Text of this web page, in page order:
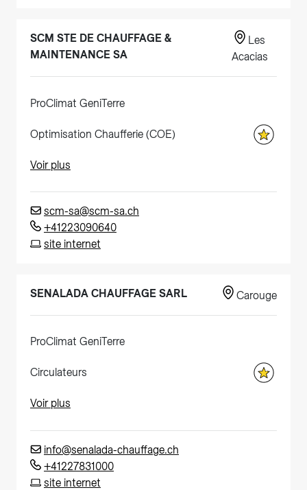
SCM STE DE CHAUFFAGE &
MAINTENANCE SA
Les
Acacias
ProClimat GeniTerre
Optimisation Chaufferie (COE)
Voir plus
scm-sa@scm-sa.ch
+41223090640
site internet
SENALADA CHAUFFAGE SARL Carouge
ProClimat GeniTerre
Circulateurs
Voir plus
info@senalada-chauffage.ch
+41227831000
site internet